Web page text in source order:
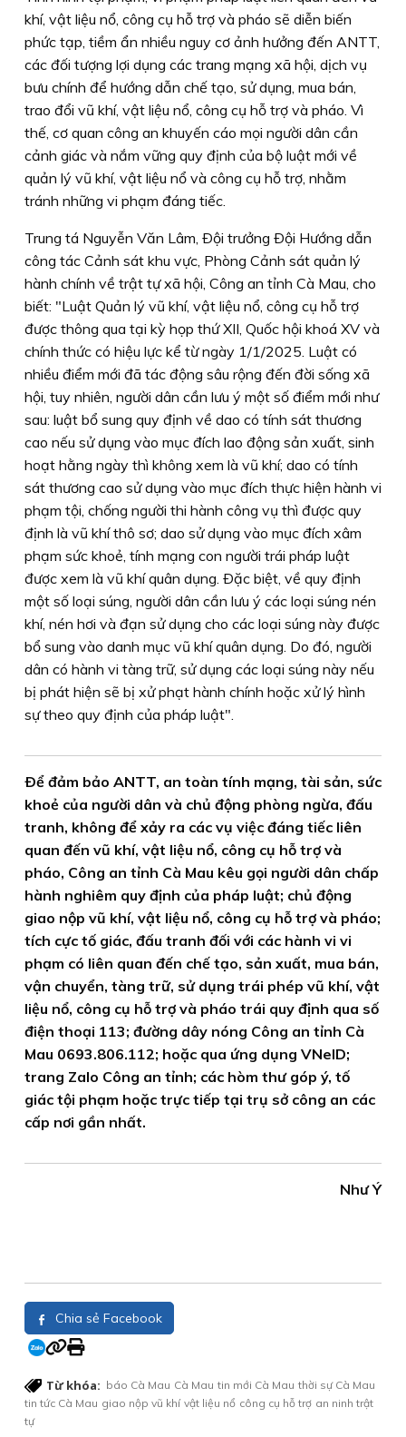
khí, vật liệu nổ, công cụ hỗ trợ và pháo sẽ diễn biến
phức tạp, tiềm ẩn nhiều nguy cơ ảnh hưởng đến ANTT,
các đối tượng lợi dụng các trang mạng xã hội, dịch vụ
bưu chính để hướng dẫn chế tạo, sử dụng, mua bán,
trao đổi vũ khí, vật liệu nổ, công cụ hỗ trợ và pháo. Vì
thế, cơ quan công an khuyến cáo mọi người dân cần
cảnh giác và nắm vững quy định của bộ luật mới về
quản lý vũ khí, vật liệu nổ và công cụ hỗ trợ, nhằm
tránh những vi phạm đáng tiếc.
Trung tá Nguyễn Văn Lâm, Ðội trưởng Ðội Hướng dẫn
công tác Cảnh sát khu vực, Phòng Cảnh sát quản lý
hành chính về trật tự xã hội, Công an tỉnh Cà Mau, cho
biết: "Luật Quản lý vũ khí, vật liệu nổ, công cụ hỗ trợ
được thông qua tại kỳ họp thứ XII, Quốc hội khoá XV và
chính thức có hiệu lực kể từ ngày 1/1/2025. Luật có
nhiều điểm mới đã tác động sâu rộng đến đời sống xã
hội, tuy nhiên, người dân cần lưu ý một số điểm mới như
sau: luật bổ sung quy định về dao có tính sát thương
cao nếu sử dụng vào mục đích lao động sản xuất, sinh
hoạt hằng ngày thì không xem là vũ khí; dao có tính
sát thương cao sử dụng vào mục đích thực hiện hành vi
phạm tội, chống người thi hành công vụ thì được quy
định là vũ khí thô sơ; dao sử dụng vào mục đích xâm
phạm sức khoẻ, tính mạng con người trái pháp luật
được xem là vũ khí quân dụng. Ðặc biệt, về quy định
một số loại súng, người dân cần lưu ý các loại súng nén
khí, nén hơi và đạn sử dụng cho các loại súng này được
bổ sung vào danh mục vũ khí quân dụng. Do đó, người
dân có hành vi tàng trữ, sử dụng các loại súng này nếu
bị phát hiện sẽ bị xử phạt hành chính hoặc xử lý hình
sự theo quy định của pháp luật".
Ðể đảm bảo ANTT, an toàn tính mạng, tài sản, sức
khoẻ của người dân và chủ động phòng ngừa, đấu
tranh, không để xảy ra các vụ việc đáng tiếc liên
quan đến vũ khí, vật liệu nổ, công cụ hỗ trợ và
pháo, Công an tỉnh Cà Mau kêu gọi người dân chấp
hành nghiêm quy định của pháp luật; chủ động
giao nộp vũ khí, vật liệu nổ, công cụ hỗ trợ và pháo;
tích cực tố giác, đấu tranh đối với các hành vi vi
phạm có liên quan đến chế tạo, sản xuất, mua bán,
vận chuyển, tàng trữ, sử dụng trái phép vũ khí, vật
liệu nổ, công cụ hỗ trợ và pháo trái quy định qua số
điện thoại 113; đường dây nóng Công an tỉnh Cà
Mau 0693.806.112; hoặc qua ứng dụng VNeID;
trang Zalo Công an tỉnh; các hòm thư góp ý, tố
giác tội phạm hoặc trực tiếp tại trụ sở công an các
cấp nơi gần nhất.
Như Ý
Chia sẻ Facebook
Từ khóa: báo Cà Mau Cà Mau tin mới Cà Mau thời sự Cà Mau
tin tức Cà Mau giao nộp vũ khí vật liệu nổ công cụ hỗ trợ an ninh trật
tự